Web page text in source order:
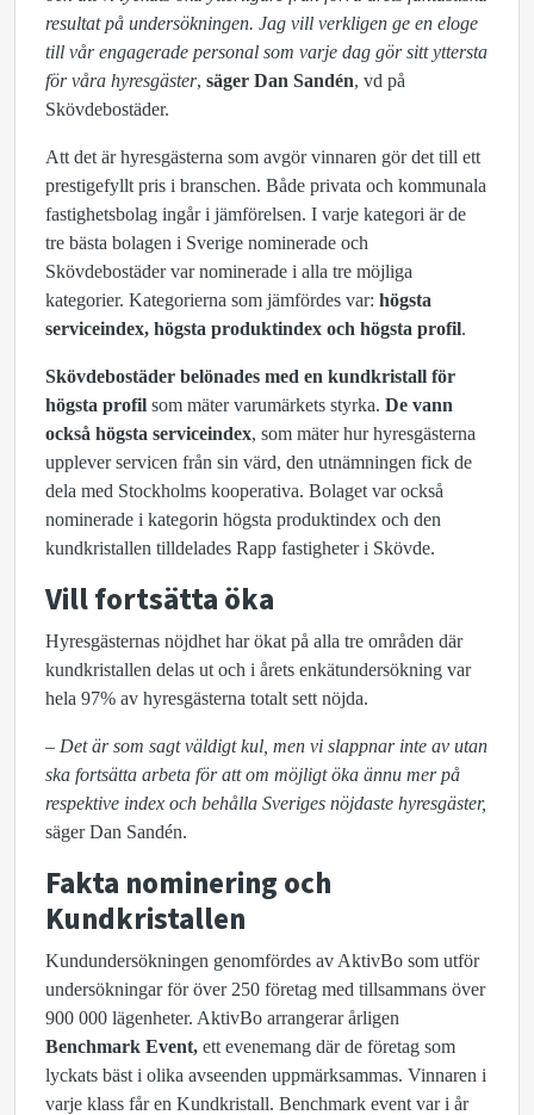
resultat på undersökningen. Jag vill verkligen ge en eloge
till vår engagerade personal som varje dag gör sitt yttersta
för våra hyresgäster, säger Dan Sandén, vd på
Skövdebostäder.
Att det är hyresgästerna som avgör vinnaren gör det till ett
prestigefyllt pris i branschen. Både privata och kommunala
fastighetsbolag ingår i jämförelsen. I varje kategori är de
tre bästa bolagen i Sverige nominerade och
Skövdebostäder var nominerade i alla tre möjliga
kategorier. Kategorierna som jämfördes var: högsta
serviceindex, högsta produktindex och högsta profil.
Skövdebostäder belönades med en kundkristall för
högsta profil som mäter varumärkets styrka. De vann
också högsta serviceindex, som mäter hur hyresgästerna
upplever servicen från sin värd, den utnämningen fick de
dela med Stockholms kooperativa. Bolaget var också
nominerade i kategorin högsta produktindex och den
kundkristallen tilldelades Rapp fastigheter i Skövde.
Vill fortsätta öka
Hyresgästernas nöjdhet har ökat på alla tre områden där
kundkristallen delas ut och i årets enkätundersökning var
hela 97% av hyresgästerna totalt sett nöjda.
– Det är som sagt väldigt kul, men vi slappnar inte av utan
ska fortsätta arbeta för att om möjligt öka ännu mer på
respektive index och behålla Sveriges nöjdaste hyresgäster,
säger Dan Sandén.
Fakta nominering och
Kundkristallen
Kundundersökningen genomfördes av AktivBo som utför
undersökningar för över 250 företag med tillsammans över
900 000 lägenheter. AktivBo arrangerar årligen
Benchmark Event, ett evenemang där de företag som
lyckats bäst i olika avseenden uppmärksammas. Vinnaren i
varje klass får en Kundkristall. Benchmark event var i år